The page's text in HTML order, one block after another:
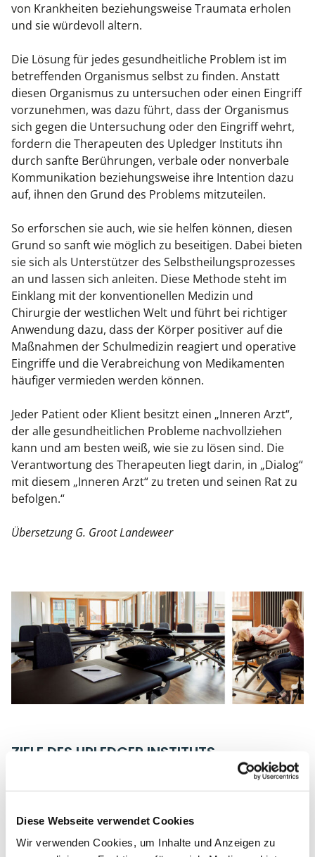
Diese Webseite verwendet Cookies
Wir verwenden Cookies, um Inhalte und Anzeigen zu
von Krankheiten beziehungsweise Traumata erholen
und sie würdevoll altern.
Die Lösung für jedes gesundheitliche Problem ist im
betreffenden Organismus selbst zu finden. Anstatt
diesen Organismus zu untersuchen oder einen Eingriff
vorzunehmen, was dazu führt, dass der Organismus
sich gegen die Untersuchung oder den Eingriff wehrt,
fordern die Therapeuten des Upledger Instituts ihn
durch sanfte Berührungen, verbale oder nonverbale
Kommunikation beziehungsweise ihre Intention dazu
auf, ihnen den Grund des Problems mitzuteilen.
So erforschen sie auch, wie sie helfen können, diesen
Grund so sanft wie möglich zu beseitigen. Dabei bieten
sie sich als Unterstützer des Selbstheilungsprozesses
an und lassen sich anleiten. Diese Methode steht im
Einklang mit der konventionellen Medizin und
Chirurgie der westlichen Welt und führt bei richtiger
Anwendung dazu, dass der Körper positiver auf die
Maßnahmen der Schulmedizin reagiert und operative
Eingriffe und die Verabreichung von Medikamenten
häufiger vermieden werden können.
Jeder Patient oder Klient besitzt einen „Inneren Arzt“,
der alle gesundheitlichen Probleme nachvollziehen
kann und am besten weiß, wie sie zu lösen sind. Die
Verantwortung des Therapeuten liegt darin, in „Dialog“
mit diesem „Inneren Arzt“ zu treten und seinen Rat zu
befolgen.“
Übersetzung G. Groot Landeweer
ZIELE DES UPLEDGER INSTITUTS
von Dr. John E. Upledger, Osteopathischer Arzt und
die Unterstützung der natürlichen, angeborenen